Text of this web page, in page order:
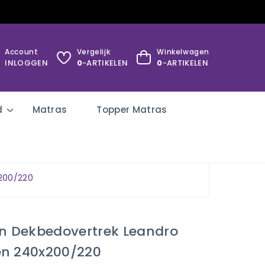
Account
INLOGGEN
Vergelijk
0-ARTIKELEN
Winkelwagen
0-ARTIKELEN
Matras Topper Matras
220
Dekbedovertrek Leandro
240x200/220